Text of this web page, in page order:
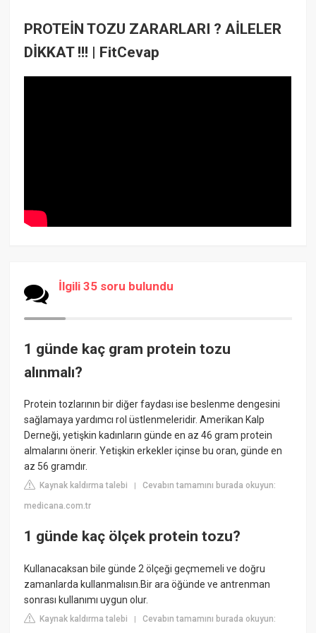
PROTEİN TOZU ZARARLARI ? AİLELER
DİKKAT !!! | FitCevap
İlgili 35 soru bulundu
1 günde kaç gram protein tozu
alınmalı?
Protein tozlarının bir diğer faydası ise beslenme dengesini
sağlamaya yardımcı rol üstlenmeleridir. Amerikan Kalp
Derneği, yetişkin kadınların günde en az 46 gram protein
almalarını önerir. Yetişkin erkekler içinse bu oran, günde en
az 56 gramdır.
Kaynak kaldırma talebi |Cevabın tamamını burada okuyun:
medicana.com.tr
1 günde kaç ölçek protein tozu?
Kullanacaksan bile günde 2 ölçeği geçmemeli ve doğru
zamanlarda kullanmalısın.Bir ara öğünde ve antrenman
sonrası kullanımı uygun olur.
Kaynak kaldırma talebi |Cevabın tamamını burada okuyun: